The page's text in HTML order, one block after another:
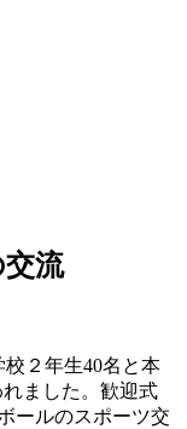
流
校２年生40名と本
ました。歓迎式
ールのスポーツ交